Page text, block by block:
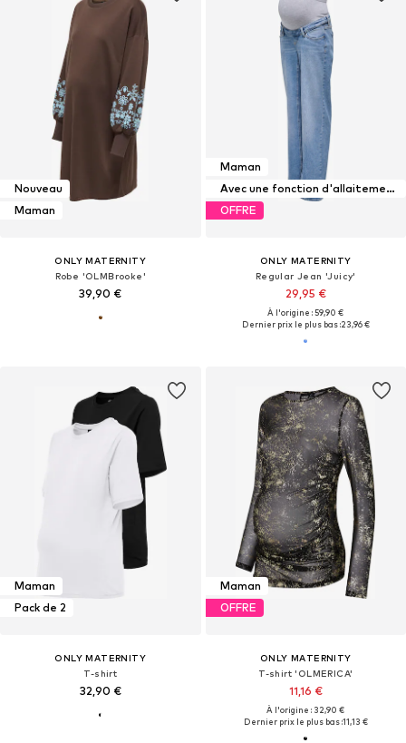
Nouveau
Maman
ONLY MATERNITY
Robe 'OLMBrooke'
39,90 €
Maman
Avec une fonction d'allaitement maternel
OFFRE
ONLY MATERNITY
Regular Jean 'Juicy'
29,95 €
À l'origine : 59,90 €
Dernier prix le plus bas :23,96 €
Maman
Pack de 2
ONLY MATERNITY
T-shirt
32,90 €
Maman
OFFRE
ONLY MATERNITY
T-shirt 'OLMERICA'
11,16 €
À l'origine : 32,90 €
Dernier prix le plus bas :11,13 €